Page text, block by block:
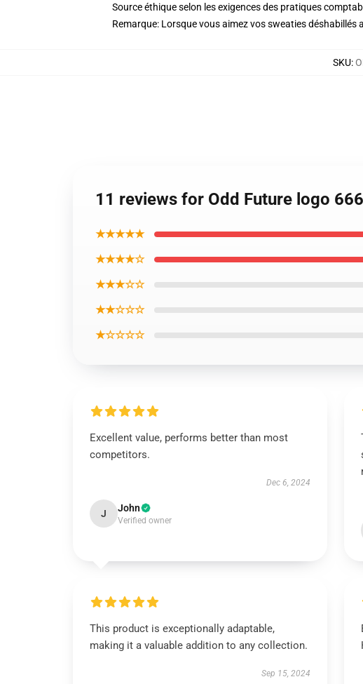
Source éthique selon les exigences des pratiques
Remarque: Lorsque vous aimez vos sweaties déshabillés
SKU:
11 reviews for Odd Future logo
★★★★★
★★★★☆
★★★☆☆
★★☆☆☆
★☆☆☆☆
Excellent value, performs better than most
competitors.
Dec 6, 2024
J John
Verified owner
This product is exceptionally adaptable,
making it a valuable addition to any collection.
Sep 15, 2024